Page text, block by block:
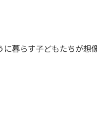
に暮らす子どもたちが想